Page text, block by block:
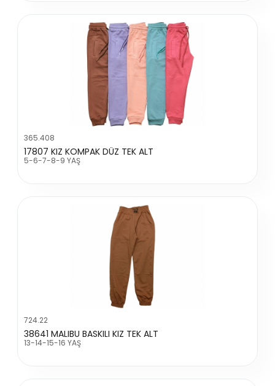
365.408
17807 KIZ KOMPAK DÜZ TEK ALT
5-6-7-8-9 YAŞ
724.22
38641 MALIBU BASKILI KIZ TEK ALT
13-14-15-16 YAŞ